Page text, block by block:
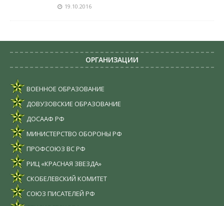
19.10.2016
ОРГАНИЗАЦИИ
ВОЕННОЕ ОБРАЗОВАНИЕ
ДОВУЗОВСКИЕ ОБРАЗОВАНИЕ
ДОСААФ РФ
МИНИСТЕРСТВО ОБОРОНЫ РФ
ПРОФСОЮЗ ВС РФ
РИЦ «КРАСНАЯ ЗВЕЗДА»
СКОБЕЛЕВСКИЙ КОМИТЕТ
СОЮЗ ПИСАТЕЛЕЙ РФ